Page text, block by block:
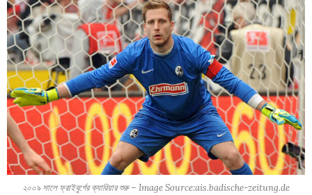
২০০৯ সালে ফ্রাইবুর্গের ক্যারিয়ার শুরু – Image Source:ais.badische-zeitung.de